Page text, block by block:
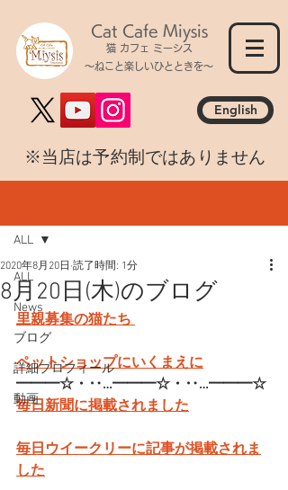
Cat Cafe Miysis
猫 カフェ ミーシス
～ねこと楽しいひとときを～
English
​※当店は予約制ではありません
ALL
News
ブログ
詳細プロフィール
動画
ALL
8月20日(木)のブログ
2020年8月20日 読了時間: 1分
里親募集の猫たち
ペットショップにいくまえに
━━━☆・‥…━━━☆・‥…━━━☆
毎日新聞に掲載されました
毎日ウイークリーに記事が掲載されま
した